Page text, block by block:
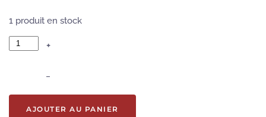
1 produit en stock
+
–
AJOUTER AU PANIER